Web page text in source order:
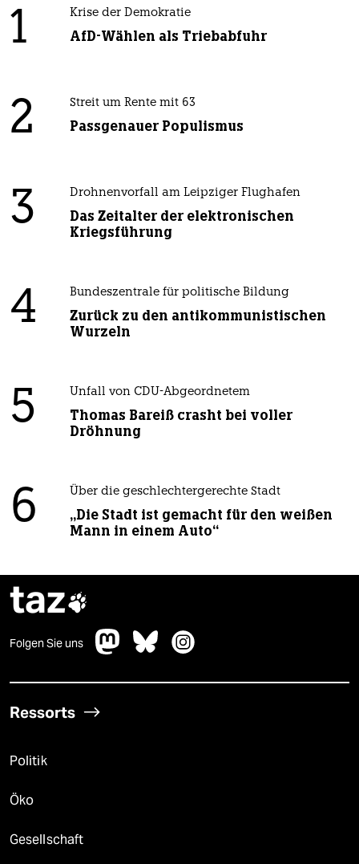
1 Krise der Demokratie
AfD-Wählen als Triebabfuhr
2 Streit um Rente mit 63
Passgenauer Populismus
3 Drohnenvorfall am Leipziger Flughafen
Das Zeitalter der elektronischen
Kriegsführung
4 Bundeszentrale für politische Bildung
Zurück zu den antikommunistischen
Wurzeln
5 Unfall von CDU-Abgeordnetem
Thomas Bareiß crasht bei voller
Dröhnung
6 Über die geschlechtergerechte Stadt
„Die Stadt ist gemacht für den weißen
Mann in einem Auto“
taz
Folgen Sie uns
Ressorts
Politik
Öko
Gesellschaft